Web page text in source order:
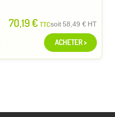
70,19 € TTCsoit 58,49 € HT
ACHETER >